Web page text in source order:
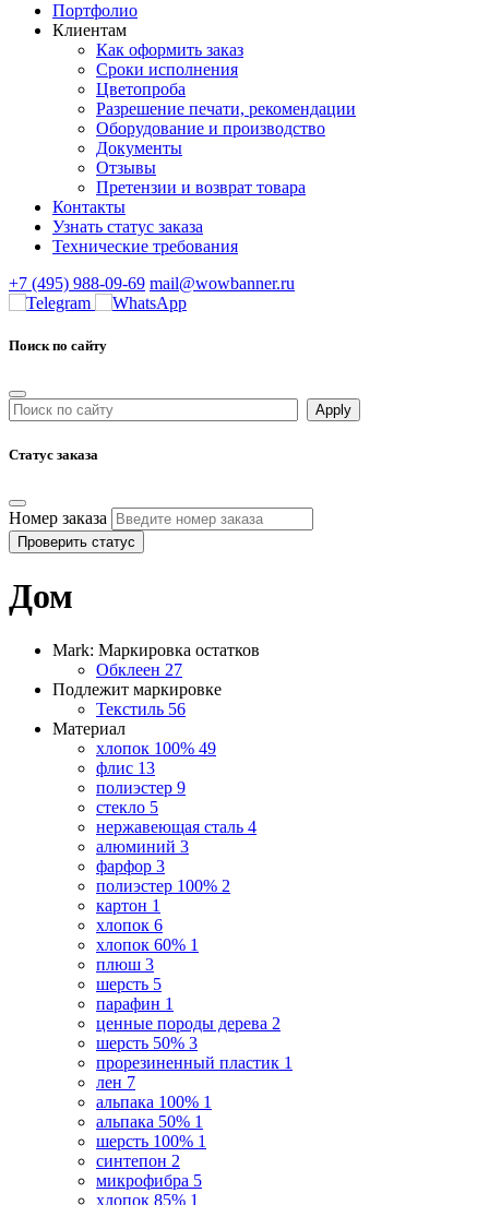
Портфолио
Клиентам
Как оформить заказ
Сроки исполнения
Цветопроба
Разрешение печати, рекомендации
Оборудование и производство
Документы
Отзывы
Претензии и возврат товара
Контакты
Узнать статус заказа
Технические требования
+7 (495) 988-09-69 mail@wowbanner.ru
Поиск по сайту
Статус заказа
Номер заказа
Проверить статус
Дом
Mark: Маркировка остатков
Обклеен 27
Подлежит маркировке
Текстиль 56
Материал
хлопок 100% 49
флис 13
полиэстер 9
стекло 5
нержавеющая сталь 4
алюминий 3
фарфор 3
полиэстер 100% 2
картон 1
хлопок 6
хлопок 60% 1
плюш 3
шерсть 5
парафин 1
ценные породы дерева 2
шерсть 50% 3
прорезиненный пластик 1
лен 7
альпака 100% 1
альпака 50% 1
шерсть 100% 1
синтепон 2
микрофибра 5
хлопок 85% 1